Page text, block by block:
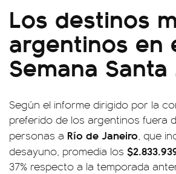
Los destinos
argentinos en
Semana Santa
Según el informe dirigido por la
preferido de los argentinos fuera
personas a Río de Janeiro, que
desayuno, promedia los
37% respecto a la temporada